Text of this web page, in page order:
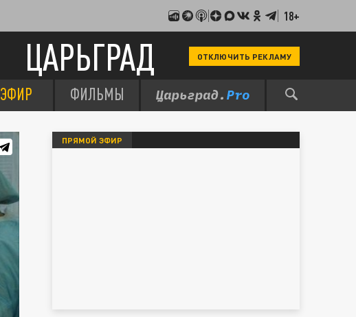
18+
ЦАРЬГРАД ОТКЛЮЧИТЬ РЕКЛАМУ
ЭФИР ФИЛЬМЫ
ПРЯМОЙ ЭФИР